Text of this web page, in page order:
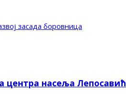
засада боровницa
центра насеља Лепосавић